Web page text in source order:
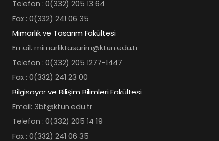
Telefon : 0(332) 205 13 64
Fax : 0(332) 241 06 35
Mimarlık ve Tasarım Fakültesi
Email: mimarliktasarim@ktun.edu.tr
Telefon : 0(332) 205 1277-1447
Fax : 0(332) 241 23 00
Bilgisayar ve Bilişim Bilimleri Fakültesi
Email: 3bf@ktun.edu.tr
Telefon : 0(332) 205 14 19
Fax : 0(332) 241 06 35